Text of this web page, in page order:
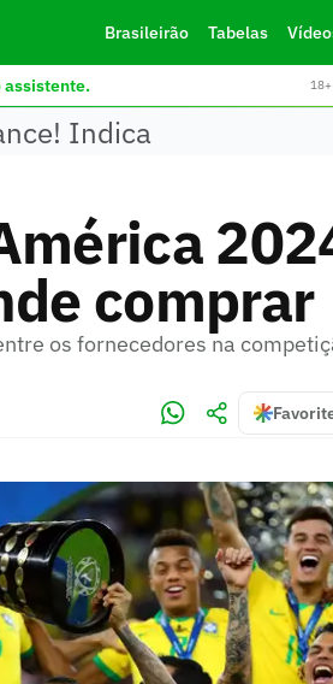
Brasileirão Tabelas
assistente.
Indica
comprar
os fornecedores na